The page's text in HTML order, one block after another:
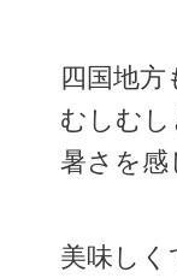
四国地方
むしむ
暑さを感
美味しく